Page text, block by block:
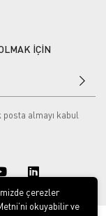
İÇİN
almayı kabul
çerezler
okuyabilir ve